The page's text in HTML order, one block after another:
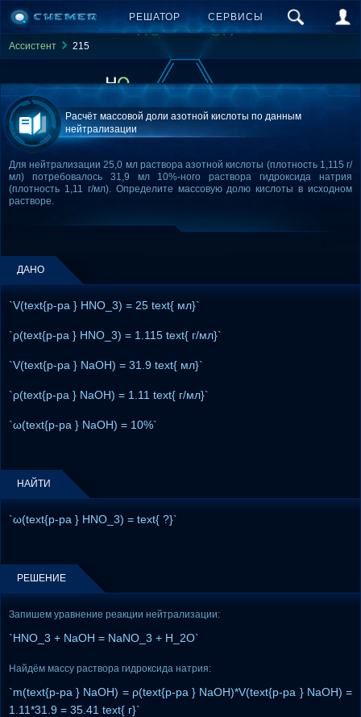
РЕШАТОР СЕРВИСЫ
Ассистент 215
Расчёт массовой доли азотной кислоты по данным
нейтрализации
Для нейтрализации 25,0 мл раствора азотной кислоты (плотность 1,115 г/
мл) потребовалось 31,9 мл 10%-ного раствора гидроксида натрия
(плотность 1,11 г/мл). Определите массовую долю кислоты в исходном
растворе.
ДАНО
`V(text{р-ра } HNO_3) = 25 text{ мл}`
`ρ(text{р-ра } HNO_3) = 1.115 text{ г/мл}`
`V(text{р-ра } NaOH) = 31.9 text{ мл}`
`ρ(text{р-ра } NaOH) = 1.11 text{ г/мл}`
`ω(text{р-ра } NaOH) = 10%`
НАЙТИ
`ω(text{р-ра } HNO_3) = text{ ?}`
РЕШЕНИЕ
Запишем уравнение реакции нейтрализации:
`HNO_3 + NaOH = NaNO_3 + H_2O`
Найдём массу раствора гидроксида натрия:
`m(text{р-ра } NaOH) = ρ(text{р-ра } NaOH)*V(text{р-ра } NaOH) =
1.11*31.9 = 35.41 text{ г}`